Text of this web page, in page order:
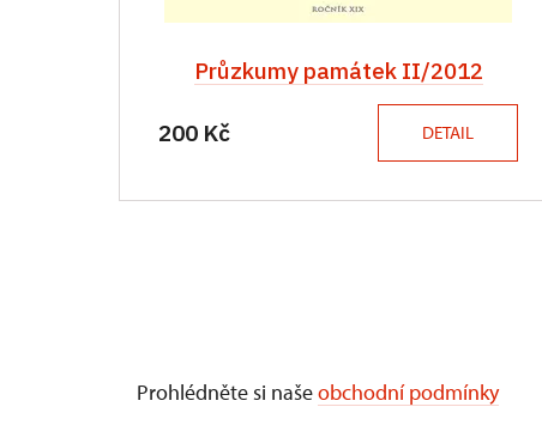
Průzkumy památek II/2012
200 Kč DETAIL
Prohlédněte si našeobchodní podmínky